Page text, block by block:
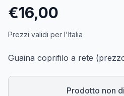
€16,00
Prezzi validi per l'Italia
Guaina coprifilo a rete
Prodotto non